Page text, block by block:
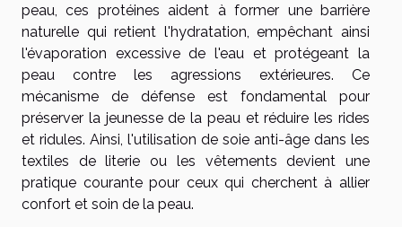
peau, ces protéines aident à former une barrière
naturelle qui retient l'hydratation, empêchant ainsi
l'évaporation excessive de l'eau et protégeant la
peau contre les agressions extérieures. Ce
mécanisme de défense est fondamental pour
préserver la jeunesse de la peau et réduire les rides
et ridules. Ainsi, l'utilisation de soie anti-âge dans les
textiles de literie ou les vêtements devient une
pratique courante pour ceux qui cherchent à allier
confort et soin de la peau.